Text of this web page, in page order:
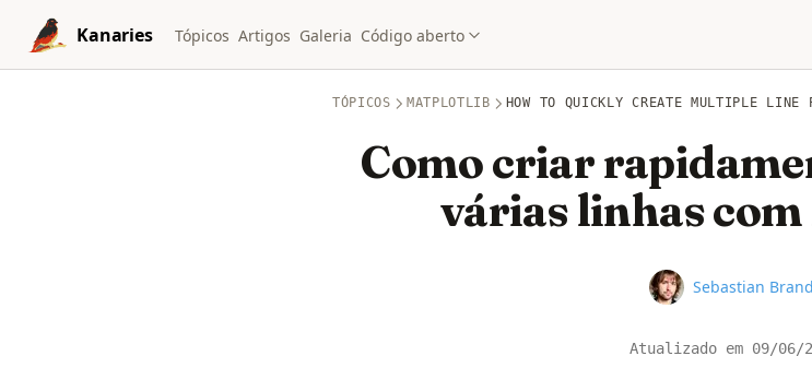
Skip to content
Kanaries
Tópicos Artigos Galeria Código aberto
TÓPICOS MATPLOTLIB HOW TO QUICKLY CREATE MULTIPLE LINE
Como criar
várias linhas
Name
Sebastian
Atualizado em 09/06/